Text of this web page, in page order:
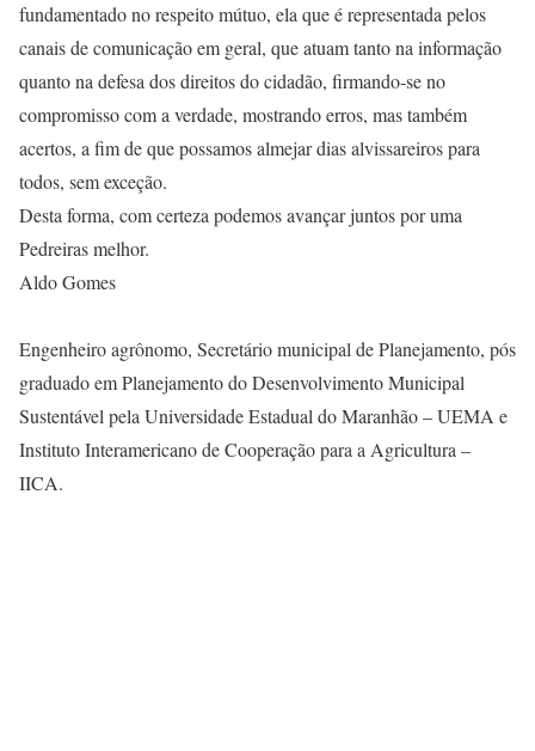
fundamentado no respeito mútuo, ela que é representada pelos
canais de comunicação em geral, que atuam tanto na informação
quanto na defesa dos direitos do cidadão, firmando-se no
compromisso com a verdade, mostrando erros, mas também
acertos, a fim de que possamos almejar dias alvissareiros para
todos, sem exceção.
Desta forma, com certeza podemos avançar juntos por uma
Pedreiras melhor.
Aldo Gomes
Engenheiro agrônomo, Secretário municipal de Planejamento, pós
graduado em Planejamento do Desenvolvimento Municipal
Sustentável pela Universidade Estadual do Maranhão – UEMA e
Instituto Interamericano de Cooperação para a Agricultura –
IICA.